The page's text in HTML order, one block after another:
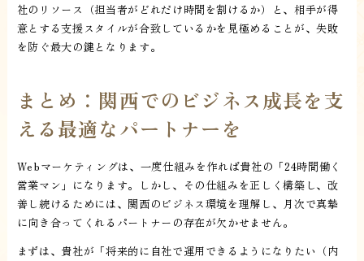
社のリソース（担当者がどれだけ時間を割けるか）と、相手が得
意とする支援スタイルが合致しているかを見極めることが、失敗
を防ぐ最大の鍵となります。
まとめ：関西でのビジネス成長を支
える最適なパートナーを
Webマーケティングは、一度仕組みを作れば貴社の「24時間働く
営業マン」になります。しかし、その仕組みを正しく構築し、改
善し続けるためには、関西のビジネス環境を理解し、月次で真摯
に向き合ってくれるパートナーの存在が欠かせません。
まずは、貴社が「将来的に自社で運用できるようになりたい（内